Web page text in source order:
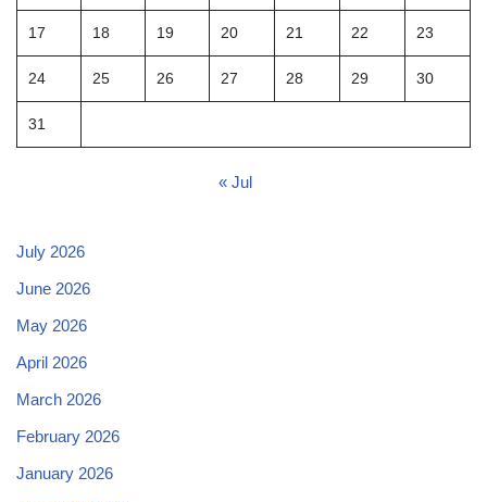
17 18 19 20 21 22 23
24 25 26 27 28 29 30
31
« Jul
July 2026
June 2026
May 2026
April 2026
March 2026
February 2026
January 2026